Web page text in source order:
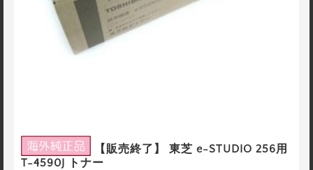
【販売終了】 東芝 e-STUDIO 256用
T-4590J トナー